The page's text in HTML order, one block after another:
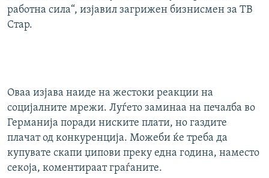
работна сила“, изјавил загрижен бизнисмен за ТВ
Стар.
Оваа изјава наиде на жестоки реакции на
социјалните мрежи. Луѓето заминаа на печалба во
Германија поради ниските плати, но газдите
плачат од конкуренција. Можеби ќе треба да
купувате скапи џипови преку една година, наместо
секоја, коментираат граѓаните.